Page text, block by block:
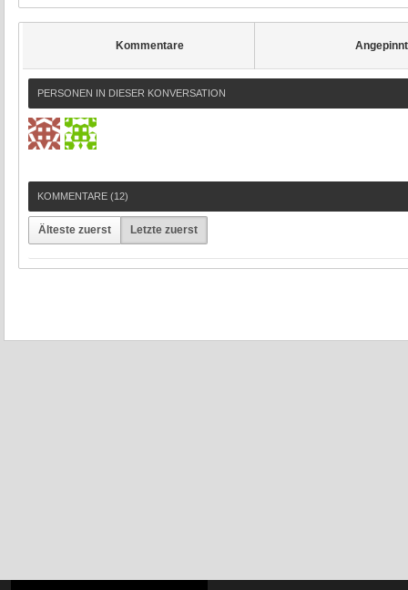
Kommentare Angepinnt
PERSONEN IN DIESER KONVERSATION
KOMMENTARE (12)
Älteste zuerst Letzte zuerst